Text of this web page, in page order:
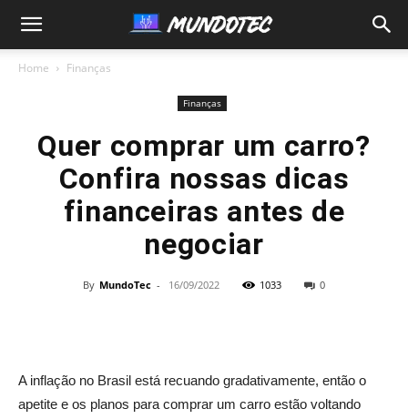
MundoTec
Home Finanças
Finanças
Quer comprar um carro?
Confira nossas dicas
financeiras antes de
negociar
By MundoTec - 16/09/2022 1033 0
A inflação no Brasil está recuando gradativamente, então o
apetite e os planos para comprar um carro estão voltando